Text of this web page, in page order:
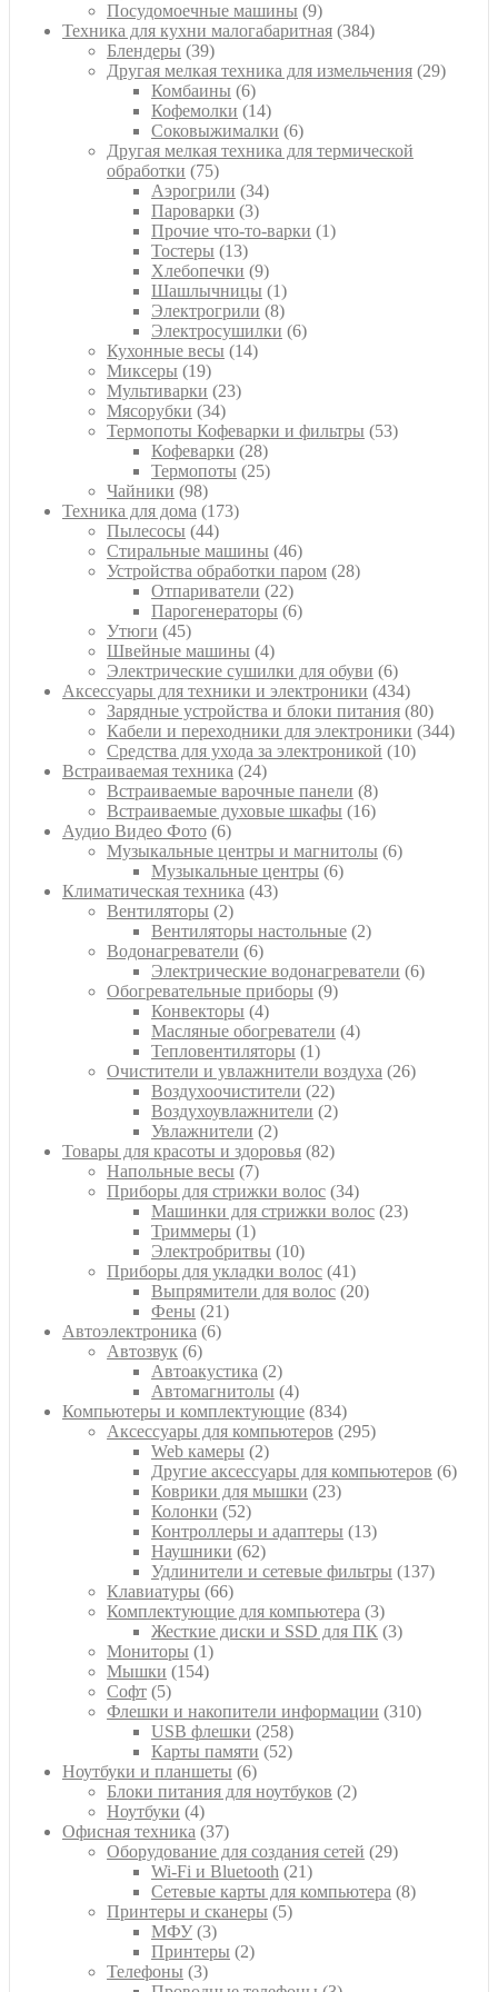
товар
Посудомоечные машины 99
товаров
Техника для кухни малогабаритная 384384
Блендеры 3939
товаров
Другая мелкая техника для измельчения 2929
Комбаины 66
товаров
Кофемолки 1414
товаров
Соковыжималки 66
товаров
Другая мелкая техника для термической
обработки
7575
товаров
Аэрогрили 3434
Пароварки 33
товара
Прочие что-то-варки 11
Тостеры 1313
товаров
Хлебопечки 99
товаров
Шашлычницы 11
товар
Электрогрили 88
товаров
Электросушилки 66
Кухонные весы 1414
Миксеры 1919
товаров
Мультиварки 2323
Мясорубки 3434
товара
Термопоты Кофеварки и фильтры 5353
Кофеварки 2828
товаров
Термопоты 2525
Чайники 9898
товаров
Техника для дома 173173
Пылесосы 4444
товара
Стиральные машины 4646
товаров
Устройства обработки паром 2828
Отпариватели 2222
товара
Парогенераторы 66
Утюги 4545
товаров
Швейные машины 44
товара
Электрические сушилки для обуви 66
товаров
Аксессуары для техники и электроники 434434
товара
Зарядные устройства и блоки питания 8080
товаров
Кабели и переходники для электроники 344344
Средства для ухода за электроникой 1010
Встраиваемая техника 2424
товара
Встраиваемые варочные панели 88
товаров
Встраиваемые духовые шкафы 1616
Аудио Видео Фото 66
товаров
Музыкальные центры и магнитолы 66
Музыкальные центры 66
Климатическая техника 4343
Вентиляторы 22
товара
Вентиляторы настольные 22
Водонагреватели 66
товаров
Электрические водонагреватели 66
Обогревательные приборы 99
Конвекторы 44
товара
Масляные обогреватели 44
Тепловентиляторы 11
товар
Очистители и увлажнители воздуха 2626
Воздухоочистители 2222
товара
Воздухоувлажнители 22
Увлажнители 22
товара
Товары для красоты и здоровья 8282
Напольные весы 77
товаров
Приборы для стрижки волос 3434
товара
Машинки для стрижки волос 2323
Триммеры 11
товар
Электробритвы 1010
товаров
Приборы для укладки волос 4141
товар
Выпрямители для волос 2020
Фены 2121
Автоэлектроника 66
Автозвук 66
товаров
Автоакустика 22
товара
Автомагнитолы 44
товара
Компьютеры и комплектующие 834834
товара
Аксессуары для компьютеров 295295
Web камеры 22
товара
Другие аксессуары для компьютеров 66
Коврики для мышки 2323
Колонки 5252
товара
Контроллеры и адаптеры 1313
Наушники 6262
товара
Удлинители и сетевые фильтры 137137
Клавиатуры 6666
товаров
Комплектующие для компьютера 33
товара
Жесткие диски и SSD для ПК 33
Мониторы 11
товар
Мышки 154154
Софт 55
товаров
Флешки и накопители информации 310310
USB флешки 258258
товаров
Карты памяти 5252
Ноутбуки и планшеты 66
товаров
Блоки питания для ноутбуков 22
Ноутбуки 44
товара
Офисная техника 3737
товаров
Оборудование для создания сетей 2929
Wi-Fi и Bluetooth 2121
товар
Сетевые карты для компьютера 88
Принтеры и сканеры 55
МФУ 33
товара
Принтеры 22
Телефоны 33